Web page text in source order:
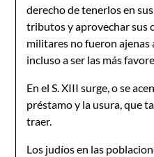
derecho de tenerlos en
tributos y aprovechar sus
militares no fueron ajenas
incluso a ser las más
En el S. XIII surge, o se
préstamo y la usura, que
traer.
Los judíos en las